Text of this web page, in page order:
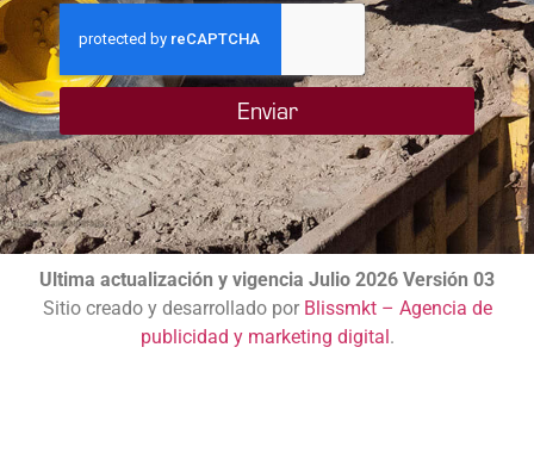
Enviar
Ultima actualización y vigencia Julio 2026 Versión 03
Sitio creado y desarrollado por Blissmkt – Agencia de
publicidad y marketing digital.